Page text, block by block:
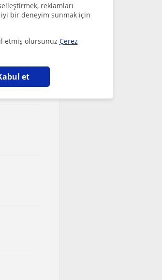
reklamları
bir deneyim sunmak için
etmiş olursunuz Çerez
et